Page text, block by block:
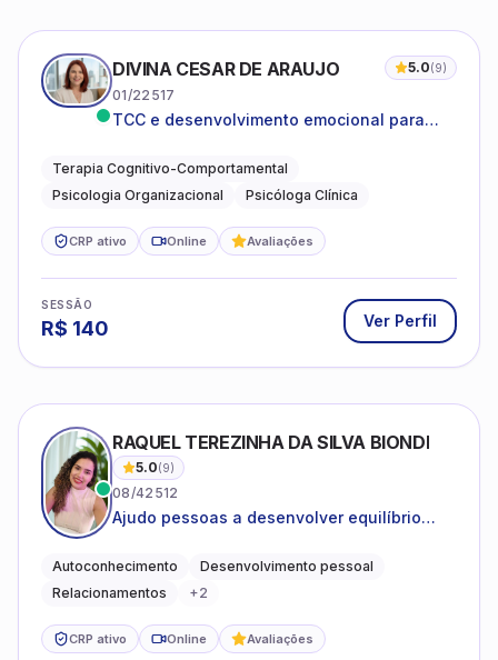
DIVINA CESAR DE ARAUJO 5.0(9)
01/22517
TCC e desenvolvimento emocional para
Terapia Cognitivo-Comportamental
Psicologia Organizacional
Psicóloga Clínica
CRP ativo Online Avaliações
SESSÃO
R$ 140 Ver Perfil
RAQUEL TEREZINHA DA SILVA BIONDI
5.0(9)
08/42512
Ajudo pessoas a desenvolver equilíbrio
Autoconhecimento
Desenvolvimento pessoal
Relacionamentos
+2
CRP ativo Online Avaliações